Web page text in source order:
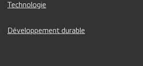
Technologie
Développement durable